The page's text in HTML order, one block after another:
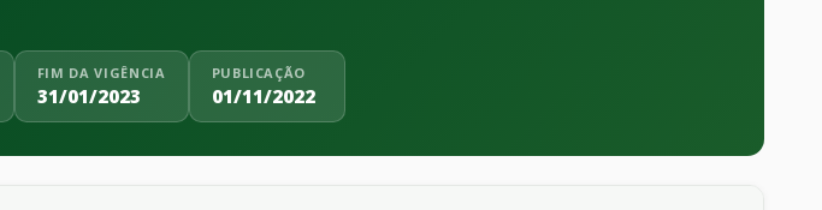
FIM DA VIGÊNCIA
31/01/2023
PUBLICAÇÃO
01/11/2022